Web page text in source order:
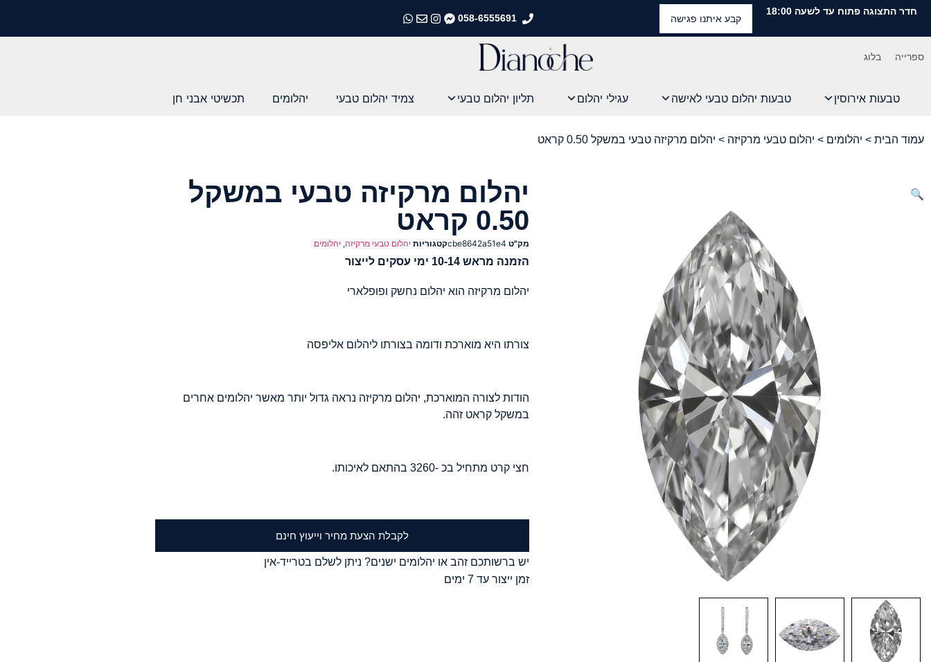
חדר התצוגה פתוח עד לשעה 18:00
קבע איתנו פגישה 058-6555691
התקשרו אלינו
התקשרו אלינו
התקשרו אלינו
התקשרו אלינו
ספרייה בלוג
טבעות אירוסין טבעות יהלום טבעי לאישה עגילי יהלום תליון יהלום טבעי צמיד יהלום טבעי יהלומים תכשיטי אבני חן
עמוד הבית > יהלומים > יהלום טבעי מרקיזה > יהלום מרקיזה טבעי במשקל 0.50 קראט
🔍
יהלום מרקיזה טבעי במשקל
0.50 קראט
מק"ט cbe8642a51e4קטגוריות יהלום טבעי מרקיזה, יהלומים
הזמנה מראש 10-14 ימי עסקים לייצור
יהלום מרקיזה הוא יהלום נחשק ופופלארי
צורתו היא מוארכת ודומה בצורתו ליהלום אליפסה
הודות לצורה המוארכת, יהלום מרקיזה נראה גדול יותר מאשר יהלומים אחרים
במשקל קראט זהה.
חצי קרט מתחיל בכ -3260 בהתאם לאיכותו.
לקבלת הצעת מחיר וייעוץ חינם
יש ברשותכם זהב או יהלומים ישנים? ניתן לשלם בטרייד-אין
זמן ייצור עד 7 ימים